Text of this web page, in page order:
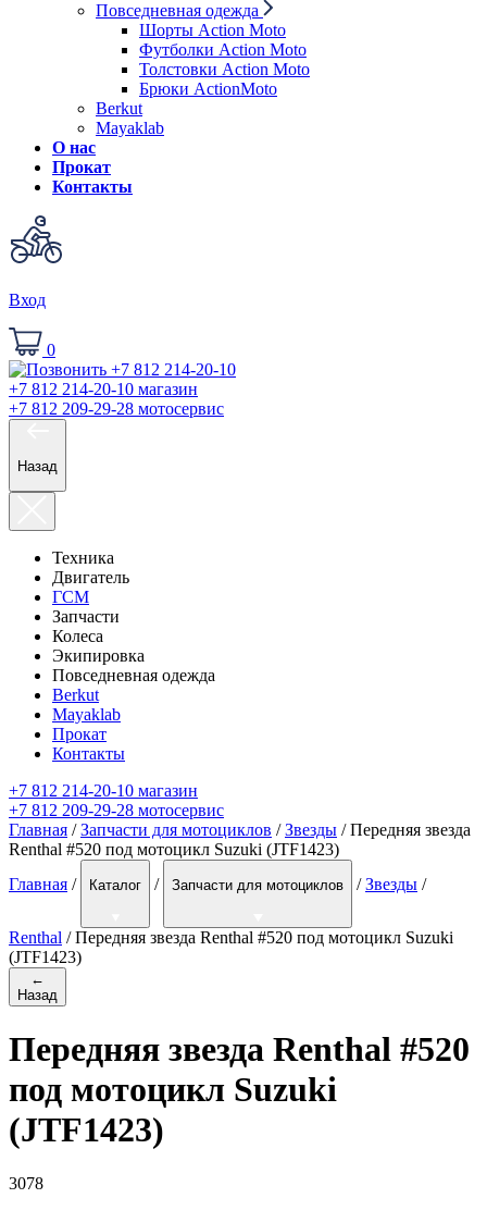
Повседневная одежда
Шорты Action Moto
Футболки Action Moto
Толстовки Action Moto
Брюки ActionMoto
Berkut
Mayaklab
О нас
Прокат
Контакты
Вход
0
+7 812 214-20-10 магазин
+7 812 209-29-28 мотосервис
Назад
Техника
Двигатель
ГСМ
Запчасти
Колеса
Экипировка
Повседневная одежда
Berkut
Mayaklab
Прокат
Контакты
+7 812 214-20-10 магазин
+7 812 209-29-28 мотосервис
Главная /Запчасти для мотоциклов /Звезды / Передняя звезда
Renthal #520 под мотоцикл Suzuki (JTF1423)
Главная / Каталог / Запчасти для мотоциклов / Звезды /
Renthal / Передняя звезда Renthal #520 под мотоцикл Suzuki
(JTF1423)
←
Назад
Передняя звезда Renthal #520
под мотоцикл Suzuki
(JTF1423)
3078